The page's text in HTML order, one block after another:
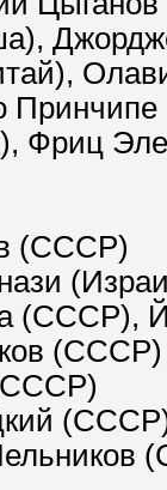
Фриц
(СССР)
(СССР),